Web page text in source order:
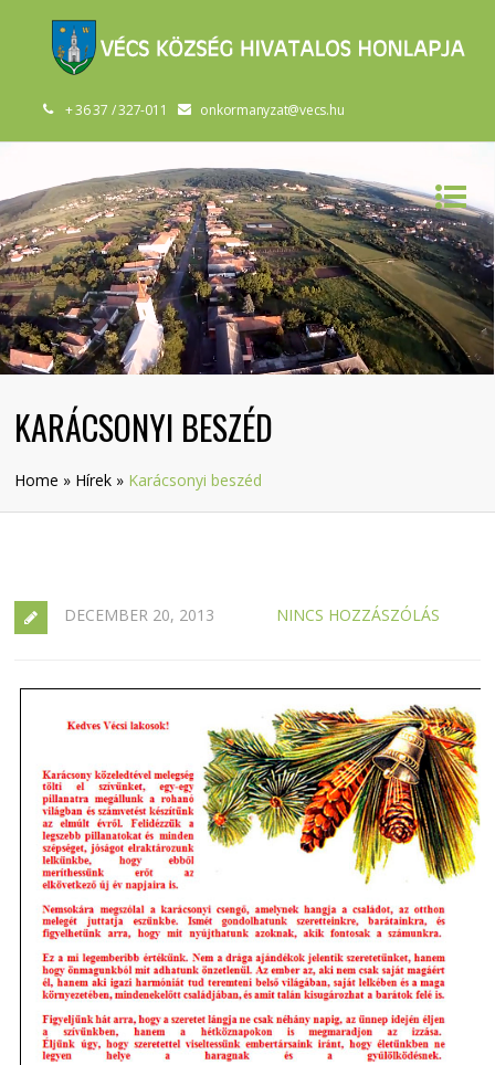
+ 36 37 / 327-011 onkormanyzat@vecs.hu
KARÁCSONYI BESZÉD
Home » Hírek » Karácsonyi beszéd
DECEMBER 20, 2013 NINCS HOZZÁSZÓLÁS